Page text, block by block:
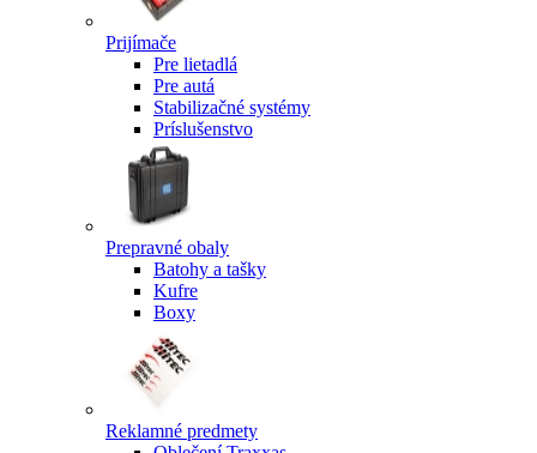
Prijímače
Pre lietadlá
Pre autá
Stabilizačné systémy
Príslušenstvo
Prepravné obaly
Batohy a tašky
Kufre
Boxy
Reklamné predmety